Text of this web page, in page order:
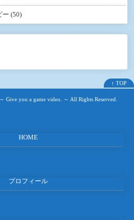
ー (50)
↑ TOP
Give you a game video. ～ All Rights Reserved.
HOME
プロフィール